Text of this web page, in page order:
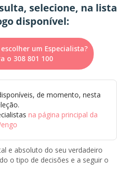
selecione, na lista
disponível:
um Especialista?
o 308 801 100
de momento, nesta
na página principal da
e absoluto do seu verdadeiro
o tipo de decisões e a seguir o